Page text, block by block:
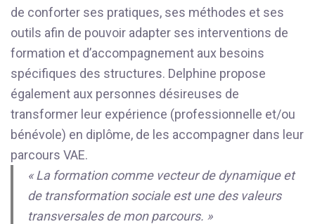
de conforter ses pratiques, ses méthodes et ses
outils afin de pouvoir adapter ses interventions de
formation et d’accompagnement aux besoins
spécifiques des structures. Delphine propose
également aux personnes désireuses de
transformer leur expérience (professionnelle et/ou
bénévole) en diplôme, de les accompagner dans leur
parcours VAE.
« La formation comme vecteur de dynamique et
de transformation sociale est une des valeurs
transversales de mon parcours. »